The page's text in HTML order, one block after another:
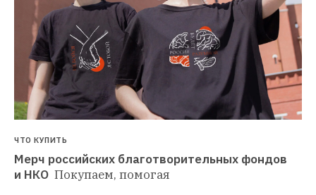
ЧТО КУПИТЬ
Мерч российских благотворительных фондов
и НКО Покупаем, помогая